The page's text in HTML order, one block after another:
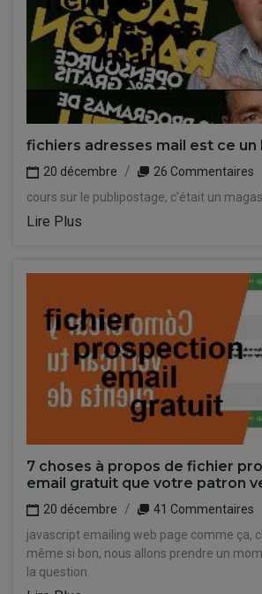
fichiers adresses mail est ce un
20 décembre
26 Commentaires
cours sur le publipostage, c'était un
Lire Plus
7 choses à propos de fichier
email gratuit que votre patron
20 décembre
41 Commentaires
javascript emailing web page comme ça,
même si bon, nous allons prendre un
la question.